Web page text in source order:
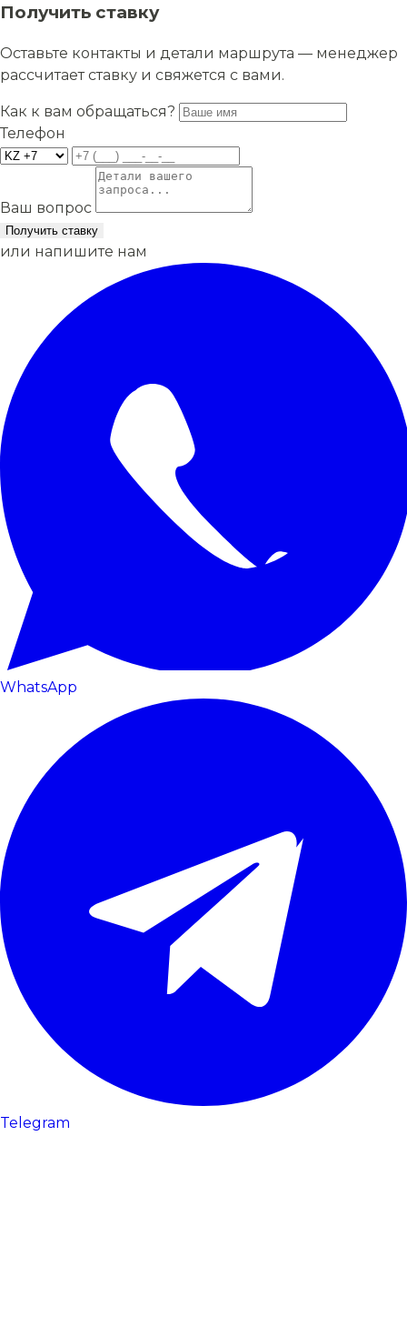
Получить ставку
Оставьте контакты и детали маршрута — менеджер
рассчитает ставку и свяжется с вами.
Как к вам обращаться?
Телефон
Ваш вопрос
Получить ставку
или напишите нам
WhatsApp
Telegram